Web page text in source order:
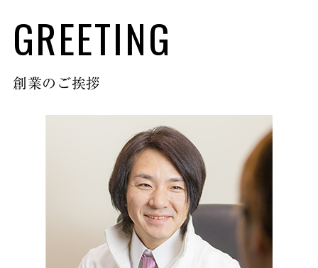
GREETING
創業のご挨拶